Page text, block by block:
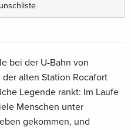
bei der U-Bahn von
alten Station Rocafort
Legende rankt: Im Laufe
Menschen unter
gekommen, und